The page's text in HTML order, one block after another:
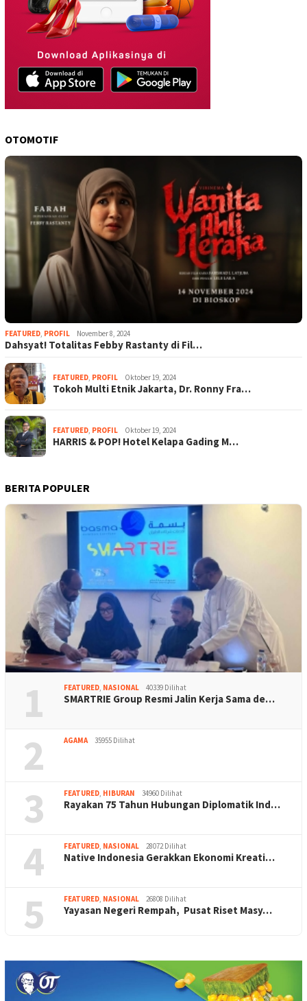
OTOMOTIF
FEATURED, PROFIL November 8, 2024
Dahsyat! Totalitas Febby Rastanty di Fil…
FEATURED, PROFIL Oktober 19, 2024
Tokoh Multi Etnik Jakarta, Dr. Ronny Fra…
FEATURED, PROFIL Oktober 19, 2024
HARRIS & POP! Hotel Kelapa Gading M…
BERITA POPULER
1 FEATURED NASIONAL 40339 Dilihat
SMARTRIE Group Resmi Jalin Kerja Sama de…
2 AGAMA 35955 Dilihat
3 FEATURED HIBURAN 34960 Dilihat
Rayakan 75 Tahun Hubungan Diplomatik Ind…
4 FEATURED NASIONAL 28072 Dilihat
Native Indonesia Gerakkan Ekonomi Kreati…
5 FEATURED NASIONAL 26808 Dilihat
Yayasan Negeri Rempah, Pusat Riset Masy…